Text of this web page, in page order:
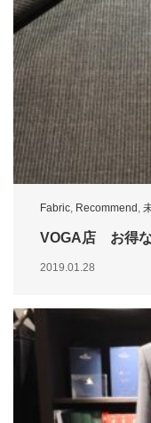
Fabric, Recommend ,
VOGA店 お得
2019.01.28